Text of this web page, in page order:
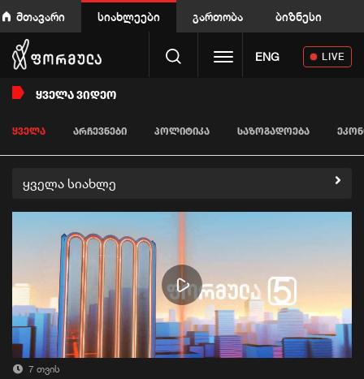
მთავარი სიახლეები გართობა ბიზნესი
Toggle navigation
ENG LIVE
ᲧᲕᲔᲚᲐ ᲕᲘᲓᲔᲝ
ᲧᲕᲔᲚᲐ ᲐᲠᲩᲔᲕᲜᲔᲑᲘ ᲞᲝᲚᲘᲢᲘᲙᲐ ᲡᲐᲖᲝᲒᲐᲓᲝᲔᲑᲐ
ყველა სიახლე
7 თვის